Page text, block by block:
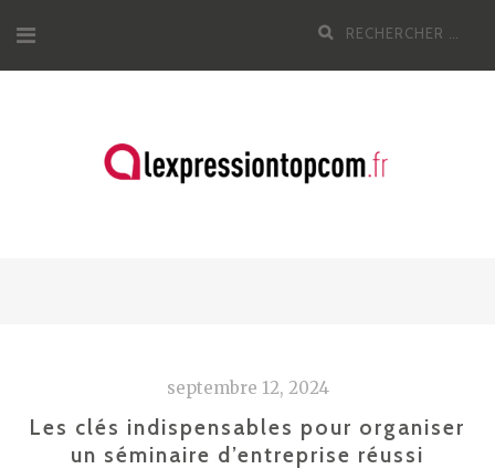
au
contenu
Recherche
septembre 12, 2024
Les clés indispensables pour organiser
un séminaire d’entreprise réussi